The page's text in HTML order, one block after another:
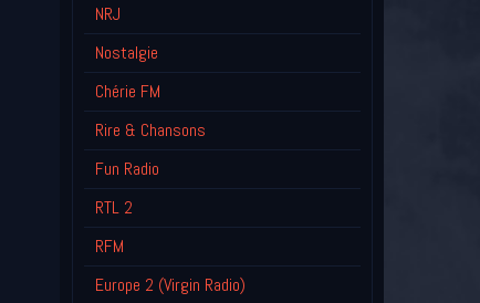
NRJ
Nostalgie
Chérie FM
Rire & Chansons
Fun Radio
RTL 2
RFM
Europe 2 (Virgin Radio)